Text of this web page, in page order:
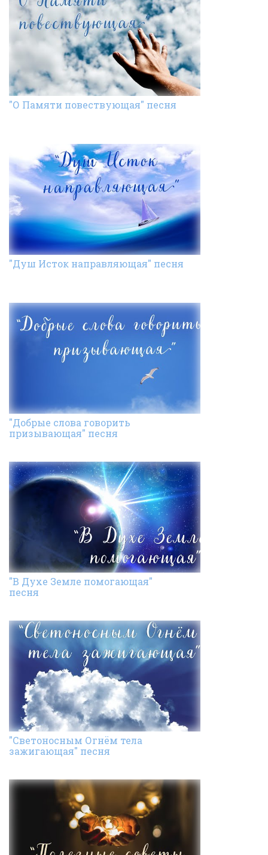
"О Памяти повествующая" песня
"Душ Исток направляющая" песня
"Добрые слова говорить
призывающая" песня
"В Духе Земле помогающая"
песня
"Светоносным Огнём тела
зажигающая" песня